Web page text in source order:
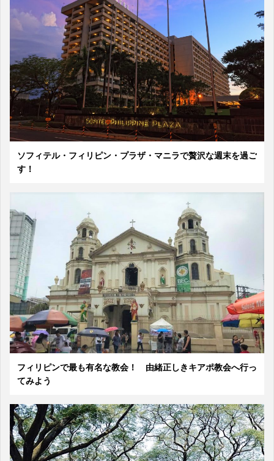
ソフィテル・フィリピン・プラザ・マニラで贅沢な週末を過ご
す！
フィリピンで最も有名な教会！ 由緒正しきキアポ教会へ行っ
てみよう